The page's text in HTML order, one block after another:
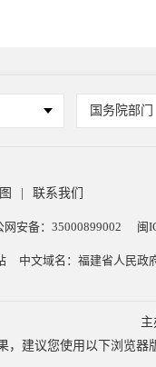
国务院部门
联系我们
网安备：35000899002 闽
中文域名：福建省人民政
，建议您使用以下浏览器